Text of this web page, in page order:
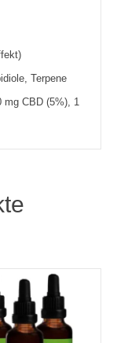
Terpene
mg CBD (5%), 1